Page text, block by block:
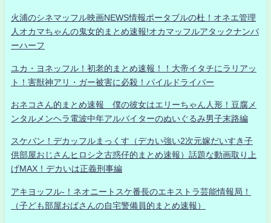
火浦のシネマッフル映画NEWS情報ポータブルの杜！オネエ管理
人オカマちゃんの鬼女的まとめ速報!オカマッフルアタックナンバ
ーハーフ
ユカ・ヨネッフル！初老的まとめ速報！！大帝イタチにラリアッ
ト！害獣神アリ・ガー被害に必殺！パイルドライバー
おネコさん的まとめ速報 僕の彼女はエリーちゃん人形！豆腐メ
ンタルメンヘラ電波中年アルバイターのぬいぐるみ男子末路編
スケバン！デカッフルまっくす（デカい強い2次元嫁だいすき子
供部屋おじさんヒロシ之古惑仔的まとめ速報）話題な動画取り上
げMAX！デカいは正義刑事編
アキヨッフル-！ネオニートスケ番長のエキストラ芸能情報局！
（子ども部屋おばさんの自宅警備員的まとめ速報）